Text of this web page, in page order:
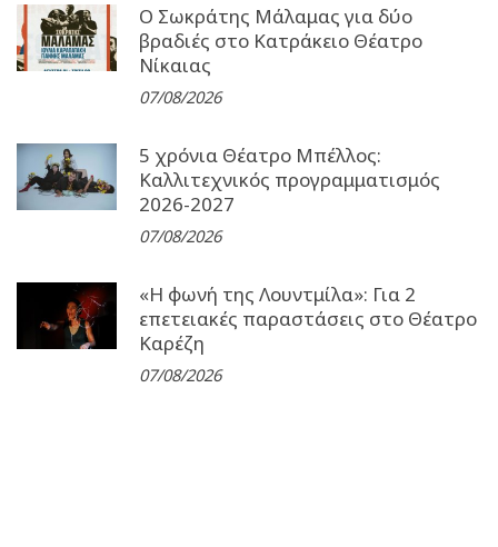
Ο Σωκράτης Μάλαμας για δύο
βραδιές στο Κατράκειο Θέατρο
Νίκαιας
07/08/2026
5 χρόνια Θέατρο Μπέλλος:
Καλλιτεχνικός προγραμματισμός
2026-2027
07/08/2026
«Η φωνή της Λουντμίλα»: Για 2
επετειακές παραστάσεις στο Θέατρο
Καρέζη
07/08/2026